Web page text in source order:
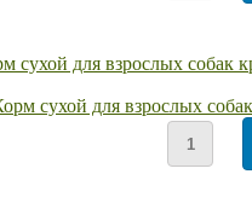
сухой для взрослых собак